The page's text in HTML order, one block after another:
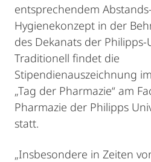
entsprechendem
Hygienekonzept in der
des Dekanats der
Traditionell findet die
Stipendienauszeichnung
„Tag der Pharmazie“ am
Pharmazie der Philipps
statt.
„Insbesondere in Zeiten